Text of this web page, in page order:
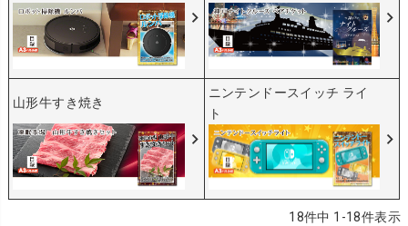
山形牛すき焼き
ニンテンドースイッチ ライ
ト
18件中 1 -18件表示